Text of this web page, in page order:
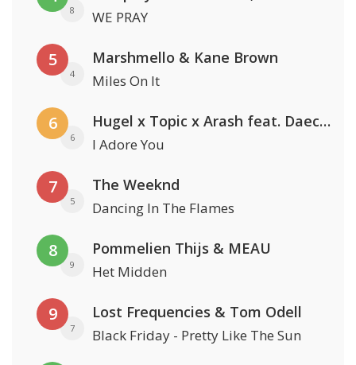
8 WE PRAY
5
4
Marshmello & Kane Brown
Miles On It
6
6
Hugel x Topic x Arash feat. Daecolm
I Adore You
7
5
The Weeknd
Dancing In The Flames
8
9
Pommelien Thijs & MEAU
Het Midden
9
7
Lost Frequencies & Tom Odell
Black Friday - Pretty Like The Sun